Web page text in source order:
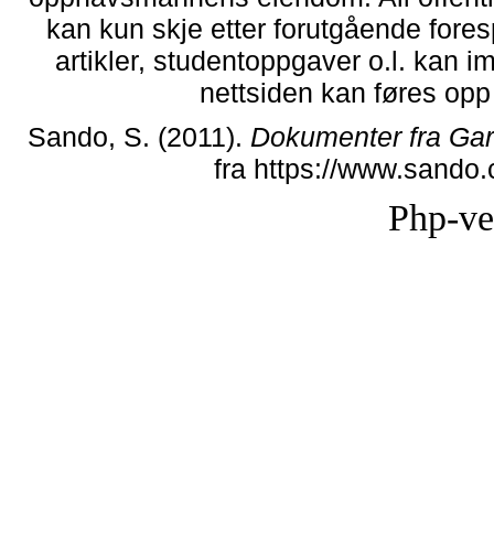
kan kun skje etter forutgående
artikler, studentoppgaver o.l. kan
nettsiden kan føres
Sando, S. (2011). Dokumenter fra
fra https://
Php-